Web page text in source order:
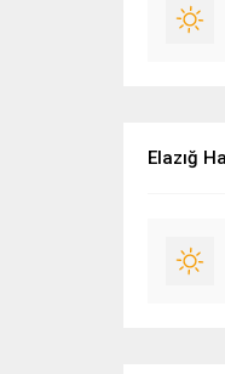
Elazığ